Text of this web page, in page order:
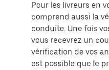
Pour les livreurs en
comprend aussi la
conduite. Une fois
vous recevrez un
vérification de vos
est possible que le